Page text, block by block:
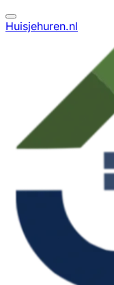
Huisjehuren.nl